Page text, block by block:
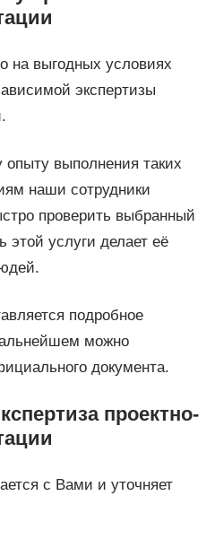
на выгодных условиях
экспертизы
опыту выполнения таких
наши сотрудники
проверить выбранный
этой услуги делает её
подробное
можно
документа.
проектно-
с Вами и уточняет